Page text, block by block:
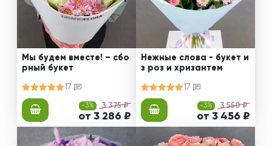
Мы будем вместе! – сбо
рный букет
17
-3% 3 375 ₽
от 3 286 ₽
Нежные слова - букет и
з роз и хризантем
17
-3% 3 550 ₽
от 3 456 ₽